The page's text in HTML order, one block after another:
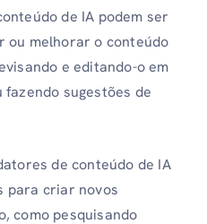
de IA podem ser
ou melhorar o conteúdo
e editando-o em
sugestões de
de conteúdo de IA
​​para criar novos
como pesquisando